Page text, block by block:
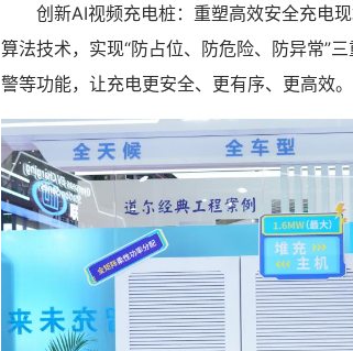
创新AI视频充电桩：重塑高效安全充电现
算法技术，实现“防占位、防危险、防异常”
警等功能，让充电更安全、更有序、更高效。